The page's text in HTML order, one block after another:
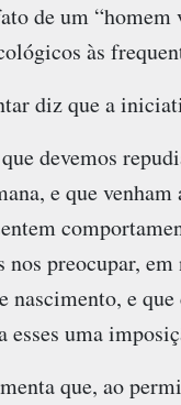
de um
às
diz que a
devemos
e que
preocupar,
nascimento, e
esses uma
que, ao